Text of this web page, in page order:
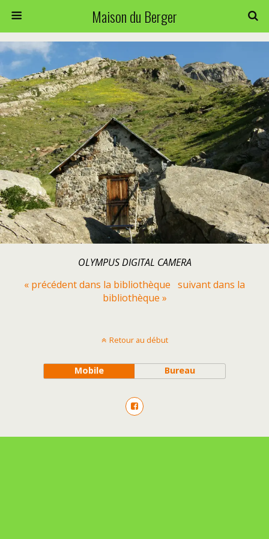
Maison du Berger
OLYMPUS DIGITAL CAMERA
« précédent dans la bibliothèque suivant dans la
bibliothèque »
Retour au début
Mobile Bureau